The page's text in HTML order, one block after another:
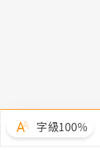
字級100％